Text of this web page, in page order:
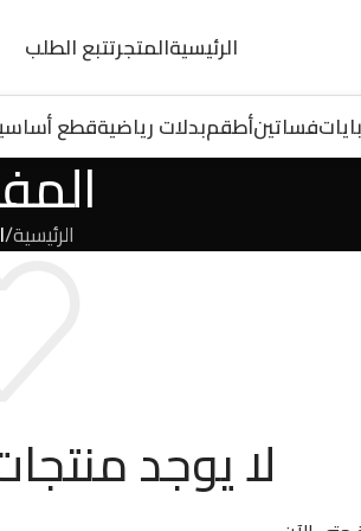
الرئيسيةالمتجرتتبع الطلب
فساتينأطقمبدلات رياضيةقطع
الرئيسية/
لا يوجد